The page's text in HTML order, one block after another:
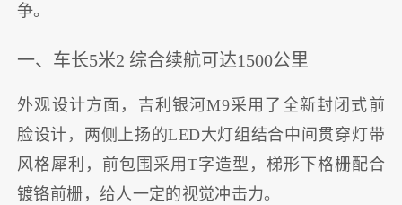
争。
一、车长5米2 综合续航可达1500公里
外观设计方面，吉利银河M9采用了全新封闭式前
脸设计，两侧上扬的LED大灯组结合中间贯穿灯带
风格犀利，前包围采用T字造型，梯形下格栅配合
镀铬前栅，给人一定的视觉冲击力。